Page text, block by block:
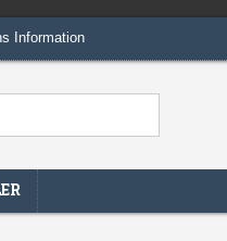
Information